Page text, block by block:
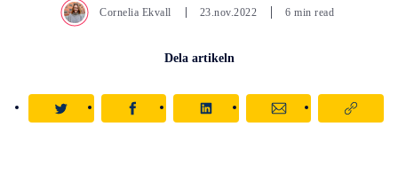
Cornelia Ekvall 23.nov.2022 6 min read
Dela artikeln